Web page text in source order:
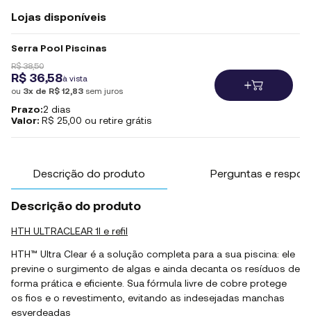
Lojas disponíveis
Serra Pool Piscinas
R$ 38,50
R$ 36,58à vista
ou 3x de R$ 12,83 sem juros
Prazo:2 dias
Valor: R$ 25,00 ou retire grátis
Descrição do produto Perguntas e
Descrição do produto
HTH ULTRACLEAR 1l e refil
HTH™ Ultra Clear é a solução completa para a sua piscina: ele
previne o surgimento de algas e ainda decanta os resíduos de
forma prática e eficiente. Sua fórmula livre de cobre protege
os fios e o revestimento, evitando as indesejadas manchas
esverdeadas